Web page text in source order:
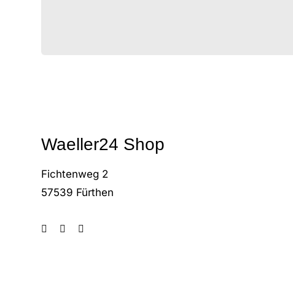
Waeller24 Shop
Fichtenweg 2
57539 Fürthen